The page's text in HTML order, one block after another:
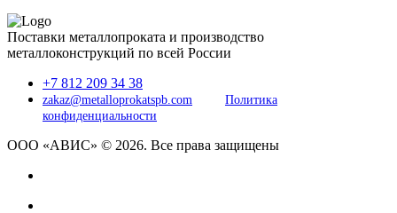
Поставки металлопроката и производство
металлоконструкций по всей России
+7 812 209 34 38
zakaz@metalloprokatspb.com
Политика
конфиденциальности
ООО «АВИС» © 2026. Все права защищены